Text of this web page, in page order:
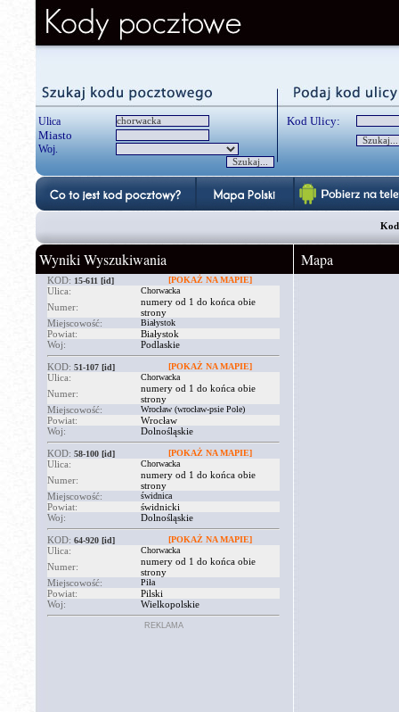
Ulica
Miasto
Woj.
Kod Ulicy:
Wyniki Wyszukiwania
KOD: 15-611 [id] [POKAŻ NA MAPIE]
Ulica: Chorwacka
Numer:
numery od 1 do końca obie
strony
Miejscowość:
Białystok
Powiat:
Białystok
Woj:
Podlaskie
KOD: 51-107 [id] [POKAŻ NA MAPIE]
Ulica: Chorwacka
Numer:
numery od 1 do końca obie
strony
Miejscowość:
Wrocław (wrocław-psie Pole)
Powiat:
Wrocław
Woj:
Dolnośląskie
KOD: 58-100 [id] [POKAŻ NA MAPIE]
Ulica: Chorwacka
Numer:
numery od 1 do końca obie
strony
Miejscowość:
świdnica
Powiat:
świdnicki
Woj:
Dolnośląskie
KOD: 64-920 [id] [POKAŻ NA MAPIE]
Ulica: Chorwacka
Numer:
numery od 1 do końca obie
strony
Miejscowość:
Piła
Powiat:
Pilski
Woj:
Wielkopolskie
REKLAMA
Mapa